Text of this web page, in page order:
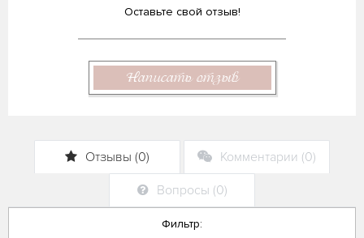
Оставьте свой отзыв!
Написать отзыв
Отзывы (0) Комментарии (0)
Вопросы (0)
Фильтр: